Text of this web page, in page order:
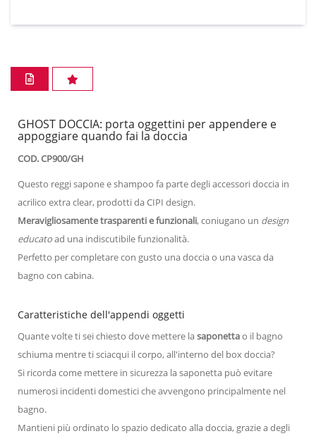
GHOST DOCCIA: porta oggettini per appendere e
appoggiare quando fai la doccia
COD. CP900/GH
Questo reggi sapone e shampoo fa parte degli accessori doccia in
acrilico extra clear, prodotti da CIPI design.
Meravigliosamente trasparenti e funzionali, coniugano un design
educatoad una indiscutibile funzionalità.
Perfetto per completare con gusto una doccia o una vasca da
bagno con cabina.
Caratteristiche dell'appendi oggetti
Quante volte ti sei chiesto dove mettere lasaponettao il bagno
schiuma mentre ti sciacqui il corpo, all'interno del box doccia?
Si ricorda come mettere in sicurezza la saponetta può evitare
numerosi incidenti domestici che avvengono principalmente nel
bagno.
Mantieni più ordinato lo spazio dedicato alla doccia, grazie a degli